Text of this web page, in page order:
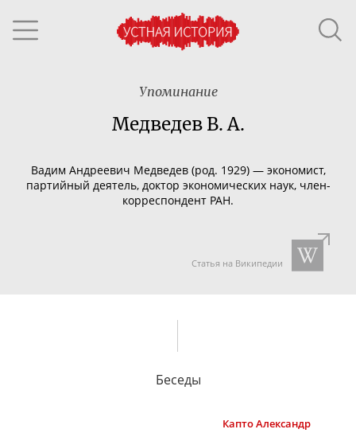
Упоминание
Медведев В. А.
Вадим Андреевич Медведев (род. 1929) — экономист,
партийный деятель, доктор экономических наук, член-
корреспондент РАН.
Статья на Википедии
Беседы
КаптоАлександр